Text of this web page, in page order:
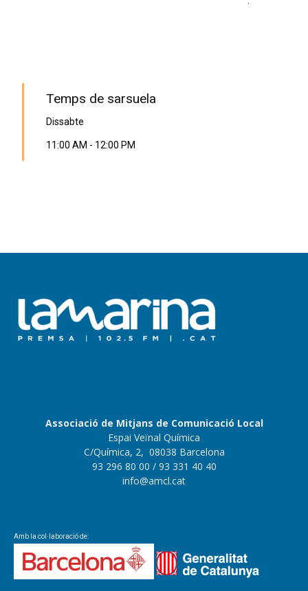
Temps de sarsuela
Dissabte
11:00 AM - 12:00 PM
Associació de Mitjans de Comunicació Local
Espai Veïnal Química
C/Química, 2, 08038 Barcelona
93 296 80 00 / 93 331 40 40
info@amcl.cat
Amb la col·laboració de: